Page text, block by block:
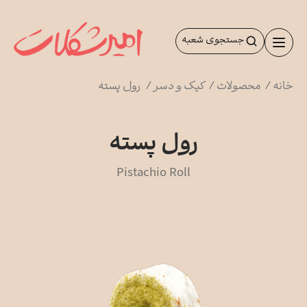
محتوا
جستجوی شعبه
خانه/ محصولات/کیک و دسر/ رول پسته
رول پسته
Pistachio Roll